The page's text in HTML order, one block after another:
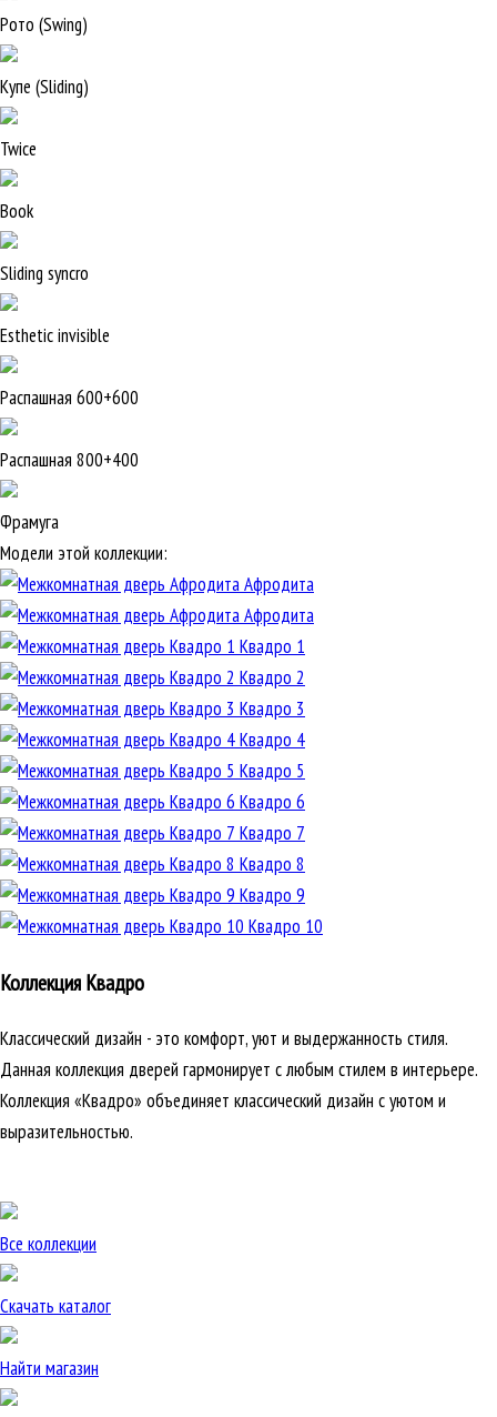
Рото (Swing)
Купе (Sliding)
Twice
Book
Sliding syncro
Esthetic invisible
Распашная 600+600
Распашная 800+400
Фрамуга
Модели этой коллекции:
Афродита
Афродита
Квадро 1
Квадро 2
Квадро 3
Квадро 4
Квадро 5
Квадро 6
Квадро 7
Квадро 8
Квадро 9
Квадро 10
Коллекция Квадро
Классический дизайн - это комфорт, уют и выдержанность стиля.
Данная коллекция дверей гармонирует с любым стилем в интерьере.
Коллекция «Квадро» объединяет классический дизайн с уютом и
выразительностью.
Все коллекции
Скачать каталог
Найти магазин